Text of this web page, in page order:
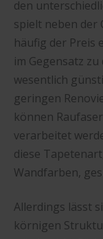
den
spielt neben der
häufig der Preis
im Gegensatz
wesentlich
geringen
können
verarbeitet
diese
Wandfarben,
Allerdings lässt
körnigen